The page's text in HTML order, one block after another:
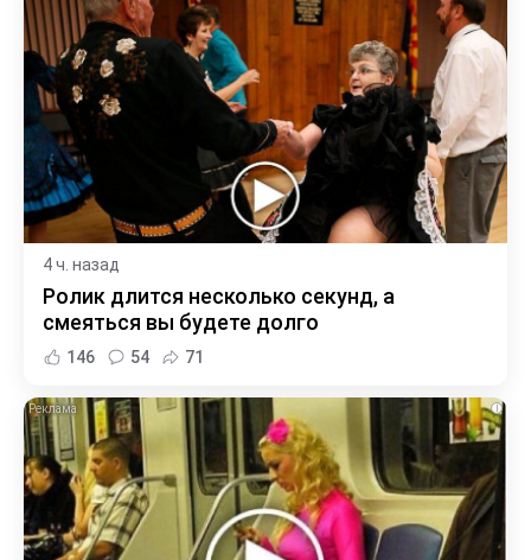
4 ч. назад
Ролик длится несколько секунд, а
смеяться вы будете долго
146 54 71
i